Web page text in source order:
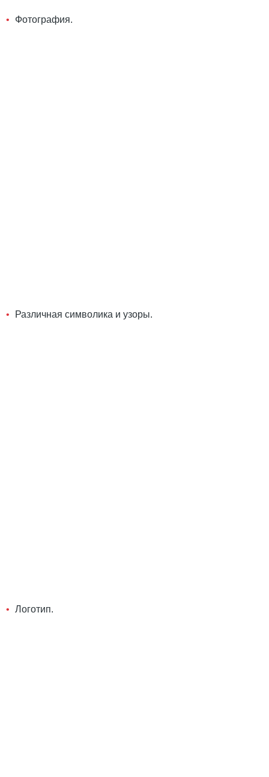
Фотография.
Различная символика и узоры.
Логотип.